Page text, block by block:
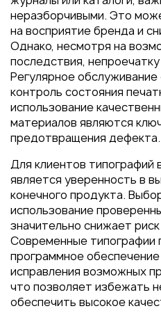
неразборчивыми. Это
на восприятие бренда и
Однако, несмотря на
последствия,
Регулярное
контроль состояния
использование
материалов являются
предотвращения дефекта.
Для клиентов
является уверенность в
конечного продукта.
использование
значительно снижает
Современные типографии
программное
исправления возможных
что позволяет избежать
обеспечить высокое